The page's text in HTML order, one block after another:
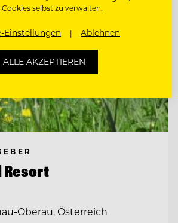
Resort
Oberau, Österreich
Cookies selbst zu verwalten.
Einstellungen Ablehnen
ALLE AKZEPTIEREN